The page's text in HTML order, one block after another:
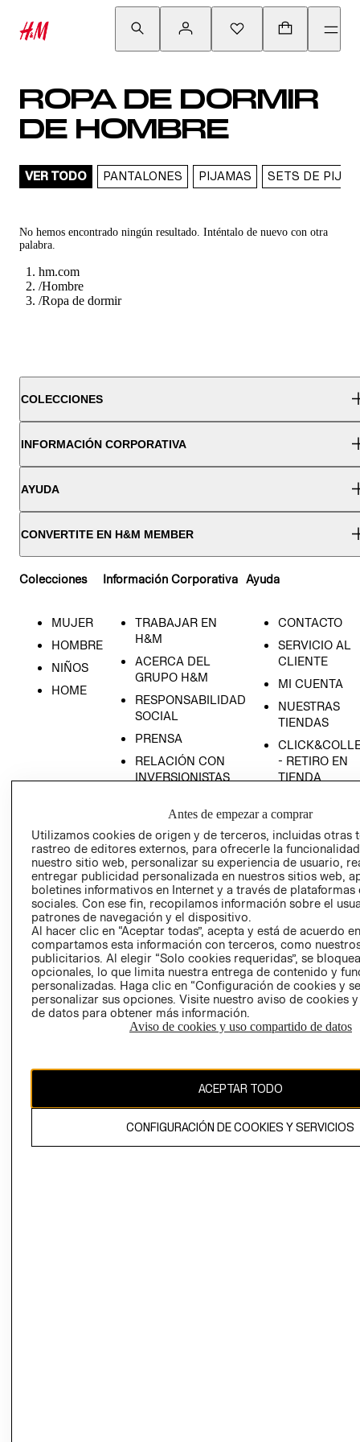
ROPA DE DORMIR
DE HOMBRE
VER TODO PANTALONES PIJAMAS SETS DE
No hemos encontrado ningún resultado. Inténtalo de nuevo con otra
palabra.
hm.com
/Hombre
/Ropa de dormir
COLECCIONES
INFORMACIÓN CORPORATIVA
AYUDA
CONVERTITE EN H&M MEMBER
Colecciones
MUJER
HOMBRE
NIÑOS
HOME
Información Corporativa
TRABAJAR EN
H&M
ACERCA DEL
GRUPO H&M
RESPONSABILIDAD
SOCIAL
PRENSA
RELACIÓN CON
INVERSIONISTAS
EMPRESARIAL
Ayuda
CONTACTO
SERVICIO AL
CLIENTE
MI CUENTA
NUESTRAS
TIENDAS
- RETIRO EN
TIENDA
CONDICIONES
AVISO DE
PRIVACIDAD
GIFT CARD
AVISO DE
El contenido de esta página web está protegido por copyright y es
Antes de empezar a comprar
Utilizamos cookies de origen y de terceros, incluidas otras
rastreo de editores externos, para ofrecerle la
nuestro sitio web, personalizar su experiencia de usuario,
entregar publicidad personalizada en nuestros sitios web,
boletines informativos en Internet y a través de plataformas
sociales. Con ese fin, recopilamos información sobre el
patrones de navegación y el dispositivo.
Al hacer clic en “Aceptar todas”, acepta y está de acuerdo
compartamos esta información con terceros, como
publicitarios. Al elegir “Solo cookies requeridas”, se
opcionales, lo que limita nuestra entrega de contenido y
personalizadas. Haga clic en “Configuración de cookies y
personalizar sus opciones. Visite nuestro aviso de cookies
de datos para obtener más información.
Aviso de cookies y uso compartido de datos
ACEPTAR TODO
CONFIGURACIÓN DE COOKIES Y SERVICIOS